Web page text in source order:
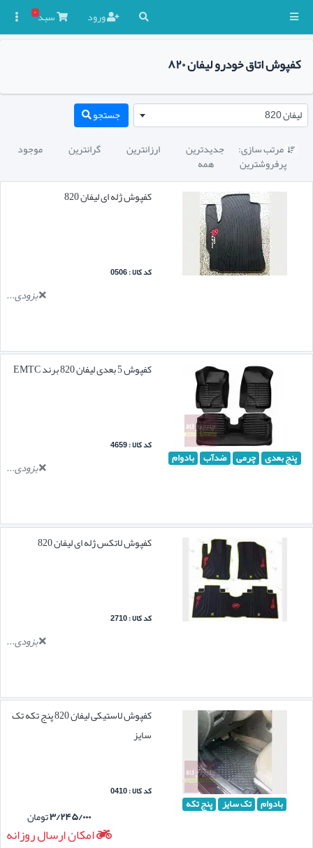
ورود سبد۰
کفپوش اتاق خودرو لیفان ۸۲۰
لیفان 820 جستجو
 مرتب سازی: جدیدترین ارزانترین گرانترین موجود
پرفروشترین
همه
کفپوش ژله ای لیفان 820
کد کالا : 0506
بزودی...
پنج بعدی چرمی ضدآب بادوام
کفپوش 5 بعدی لیفان 820 برند EMTC
کد کالا : 4659
بزودی...
کفپوش لاتکس ژله ای لیفان 820
کد کالا : 2710
بزودی...
بادوام تک سایز پنج تکه
کفپوش لاستیکی لیفان 820 پنج تکه تک
سایز
کد کالا : 0410
۳/۲۴۵/۰۰۰تومان
امکان ارسال روزانه